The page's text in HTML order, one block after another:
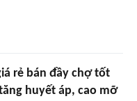
rẻ bán đầy chợ tốt
huyết áp, cao mỡ